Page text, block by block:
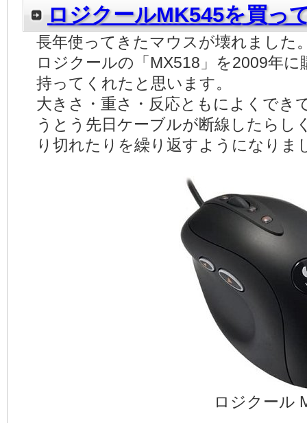
ロジクールMK545を買っ
長年使ってきたマウスが壊れました
ロジクールの「MX518」を2009年
持ってくれたと思います。
大きさ・重さ・反応ともによくでき
うとう先日ケーブルが断線したらし
り切れたりを繰り返すようになりま
ロジクール